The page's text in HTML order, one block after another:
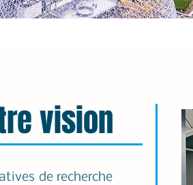
vision
de recherche